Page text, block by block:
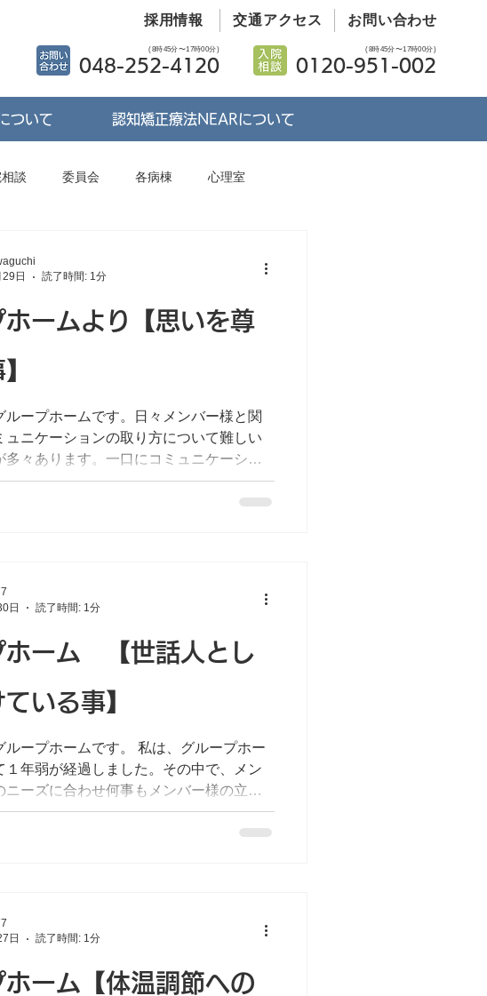
採用情報 交通アクセス お問い合わせ
(8時45分〜17時00分)
048-252-4120
(8時45分〜17時00分)
0120-951-002
ついて 認知矯正療法NEARについて
相談 委員会 各病棟 心理室
ホームより【思いを尊
ループホームです。日々メンバー様と関
ュニケーションの取り方について難しい
多々あります。一口にコミュニケーショ
メンバー様によっては思ったことを言葉
ない方、それとは対照的に相手の反応を
日
読了時間: 1分
ホーム 【世話人とし
いる事】
ループホームです。 私は、グループホー
１年弱が経過しました。その中で、メン
ニーズに合わせ何事もメンバー様の立場
よう努めてきました。訴えや背景にある
し、揺れ動く心を受け止めていく。そこ
日
読了時間: 1分
ホーム【体温調節への
日
読了時間: 1分